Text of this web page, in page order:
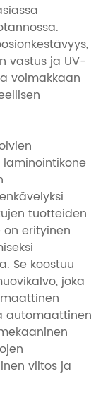
vastus ja UV-
voimakkaan
tuotteiden
erityinen
Se koostuu
joka
automaattinen
viitos ja